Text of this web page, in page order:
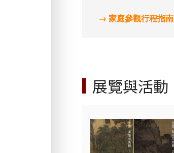
→ 家庭參觀行程指南
展覽與活動